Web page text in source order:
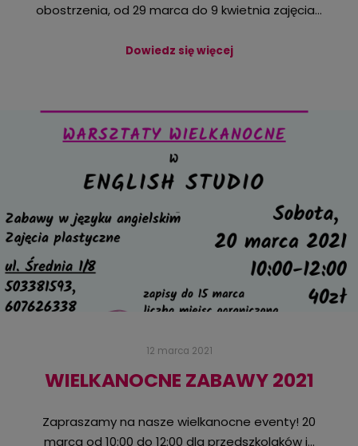
obostrzenia, od 29 marca do 9 kwietnia zajęcia…
Dowiedz się więcej
12 marca 2021
WIELKANOCNE ZABAWY 2021
Zapraszamy na nasze wielkanocne eventy! 20
marca od 10:00 do 12:00 dla przedszkolaków i…